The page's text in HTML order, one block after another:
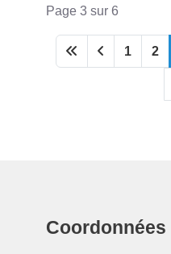
Page 3 sur 6
1 2
Coordonnées